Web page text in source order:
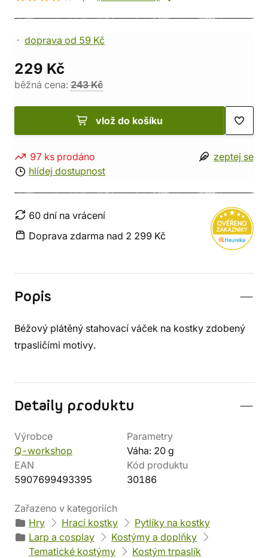
doprava od 59 Kč
229 Kč
běžná cena: 243 Kč
vlož do košíku
97 ks prodáno
hlídej dostupnost
zeptej se
60 dní na vrácení
Doprava zdarma nad 2 299 Kč
Popis
Béžový plátěný stahovací váček na kostky zdobený
trpasličími motivy.
Detaily produktu
Výrobce
Q-workshop
Parametry
Váha: 20 g
EAN
5907699493395
Kód produktu
30186
Zařazeno v kategoriích
Hry
Hrací kostky
Pytlíky na kostky
Larp a cosplay
Kostýmy a doplňky
Tematické kostýmy
Kostým trpaslík